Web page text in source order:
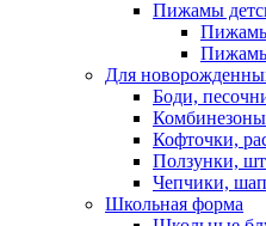
Пижамы
Пижамы
Пижамы
Для
Боди,
Кофточки,
Ползунки,
Чепчики,
Школьная форма